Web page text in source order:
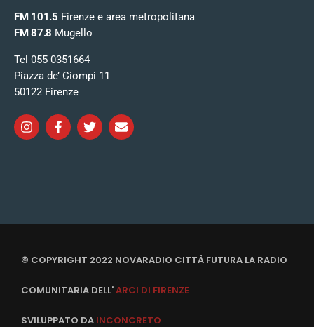
FM 101.5 Firenze e area metropolitana
FM 87.8 Mugello
Tel 055 0351664
Piazza de’ Ciompi 11
50122 Firenze
© COPYRIGHT 2022 NOVARADIO CITTÀ FUTURA LA RADIO
COMUNITARIA DELL'ARCI DI FIRENZE
SVILUPPATO DA INCONCRETO